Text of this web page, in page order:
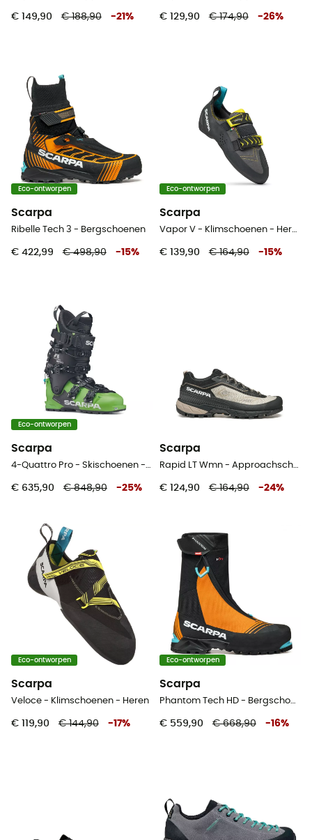
€ 149,90 € 188,90 -21 % € 129,90 € 174,90 -26%
Eco-ontworpen
Scarpa
Ribelle Tech 3 - Bergschoenen
€ 422,99 € 498,90 -15%
Eco-ontworpen
Scarpa
Vapor V - Klimschoenen - Heren
€ 139,90 € 164,90 -15%
Eco-ontworpen
Scarpa
4-Quattro Pro - Skischoenen - Heren
€ 635,90 € 848,90 -25%
Scarpa
Rapid LT Wmn - Approachschoenen - Dames
€ 124,90 € 164,90 -24%
Eco-ontworpen
Scarpa
Veloce - Klimschoenen - Heren
€ 119,90 € 144,90 -17%
Eco-ontworpen
Scarpa
Phantom Tech HD - Bergschoenen - Heren
€ 559,90 € 668,90 -16%